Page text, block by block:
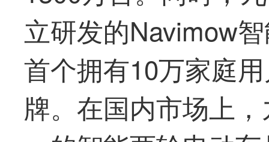
立研发的Navimow
首个拥有10万家庭
牌。在国内市场上，